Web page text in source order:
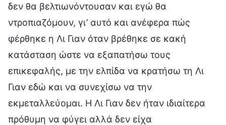
δεν θα βελτιωνόντουσαν και εγώ θα
ντροπιαζόμουν, γι’ αυτό και ανέφερα πώς
φέρθηκε η Λι Γιαν όταν βρέθηκε σε κακή
κατάσταση ώστε να εξαπατήσω τους
επικεφαλής, με την ελπίδα να κρατήσω τη Λι
Γιαν εδώ και να συνεχίσω να την
εκμεταλλεύομαι. Η Λι Γιαν δεν ήταν ιδιαίτερα
πρόθυμη να φύγει αλλά δεν είχα